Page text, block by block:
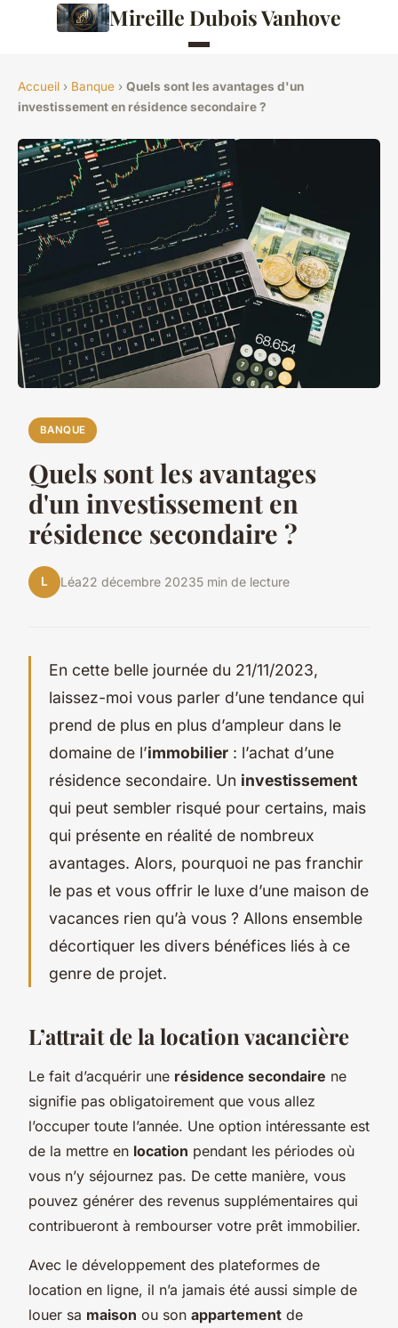
Mireille Dubois Vanhove
Accueil › Banque › Quels sont les avantages d'un
investissement en résidence secondaire ?
BANQUE
Quels sont les avantages
d'un investissement en
résidence secondaire ?
L Léa22 décembre 20235 min de lecture
En cette belle journée du 21/11/2023,
laissez-moi vous parler d’une tendance qui
prend de plus en plus d’ampleur dans le
domaine de l’immobilier : l’achat d’une
résidence secondaire. Un investissement
qui peut sembler risqué pour certains, mais
qui présente en réalité de nombreux
avantages. Alors, pourquoi ne pas franchir
le pas et vous offrir le luxe d’une maison de
vacances rien qu’à vous ? Allons ensemble
décortiquer les divers bénéfices liés à ce
genre de projet.
L’attrait de la location vacancière
Le fait d’acquérir une résidence secondaire ne
signifie pas obligatoirement que vous allez
l’occuper toute l’année. Une option intéressante est
de la mettre en location pendant les périodes où
vous n’y séjournez pas. De cette manière, vous
pouvez générer des revenus supplémentaires qui
contribueront à rembourser votre prêt immobilier.
Avec le développement des plateformes de
location en ligne, il n’a jamais été aussi simple de
louer sa maison ou son appartement de